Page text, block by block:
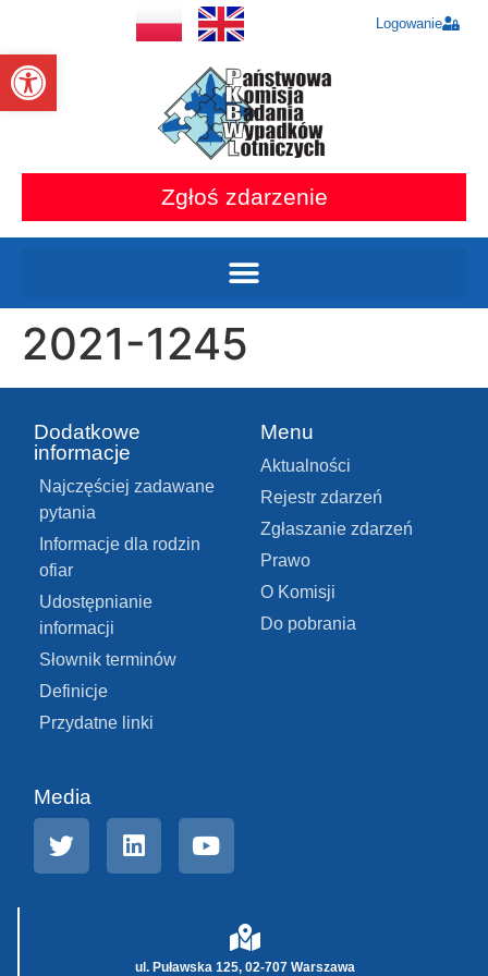
Otwórz pasek narzędzi
Logowanie
Zgłoś zdarzenie
2021-1245
Dodatkowe
informacje
Najczęściej zadawane
pytania
Informacje dla rodzin
ofiar
Udostępnianie
informacji
Słownik terminów
Definicje
Przydatne linki
Menu
Aktualności
Rejestr zdarzeń
Zgłaszanie zdarzeń
Prawo
O Komisji
Do pobrania
Media
ul. Puławska 125, 02-707 Warszawa